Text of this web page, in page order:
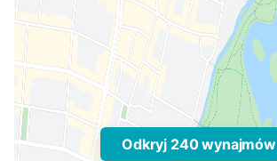
Odkryj 240 wynajmów